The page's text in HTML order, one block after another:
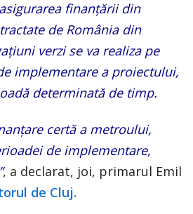
finanțării din
de România din
verzi se va realiza pe
implementare a proiectului,
determinată de timp.
certă a metroului,
de implementare,
, a declarat, joi, primarul Emil
de Cluj.